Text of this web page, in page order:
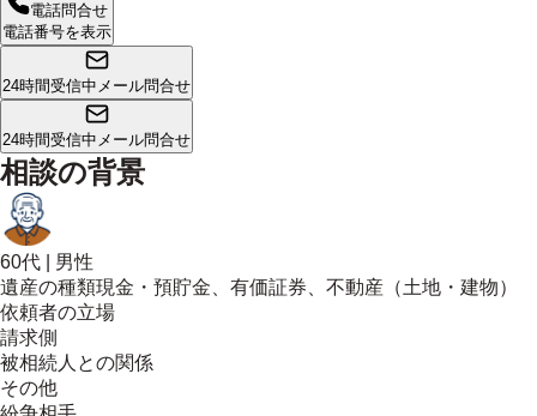
電話問合せ
電話番号を表示
24時間受信中 メール問合せ
24時間受信中 メール問合せ
相談の背景
60代
男性
遺産の種類現金・預貯金、有価証券、不動産（土地・建物）
依頼者の立場
請求側
被相続人との関係
その他